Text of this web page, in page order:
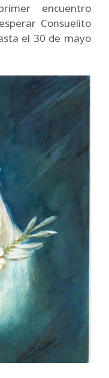
encuentro
Consuelito
el 30 de mayo